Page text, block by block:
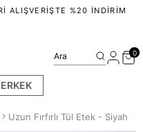
ALIŞVERIŞTE %20 İNDIRIM
ERKEK
Ara 0
Uzun Fırfırlı Tül Etek - Siyah